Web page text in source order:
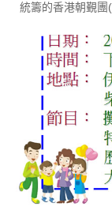
統籌的香港朝覲團
的客人。...